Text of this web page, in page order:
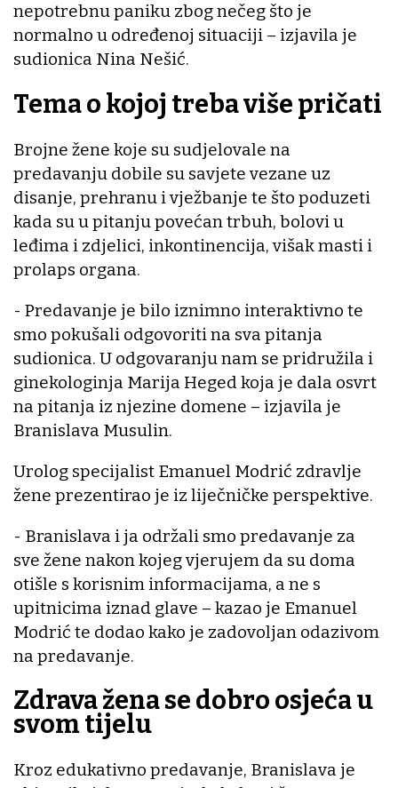
nepotrebnu paniku zbog nečeg što je
normalno u određenoj situaciji – izjavila je
sudionica Nina Nešić.
Tema o kojoj treba više pričati
Brojne žene koje su sudjelovale na
predavanju dobile su savjete vezane uz
disanje, prehranu i vježbanje te što poduzeti
kada su u pitanju povećan trbuh, bolovi u
leđima i zdjelici, inkontinencija, višak masti i
prolaps organa.
- Predavanje je bilo iznimno interaktivno te
smo pokušali odgovoriti na sva pitanja
sudionica. U odgovaranju nam se pridružila i
ginekologinja Marija Heged koja je dala osvrt
na pitanja iz njezine domene – izjavila je
Branislava Musulin.
Urolog specijalist Emanuel Modrić zdravlje
žene prezentirao je iz liječničke perspektive.
- Branislava i ja održali smo predavanje za
sve žene nakon kojeg vjerujem da su doma
otišle s korisnim informacijama, a ne s
upitnicima iznad glave – kazao je Emanuel
Modrić te dodao kako je zadovoljan odazivom
na predavanje.
Zdrava žena se dobro osjeća u
svom tijelu
Kroz edukativno predavanje, Branislava je